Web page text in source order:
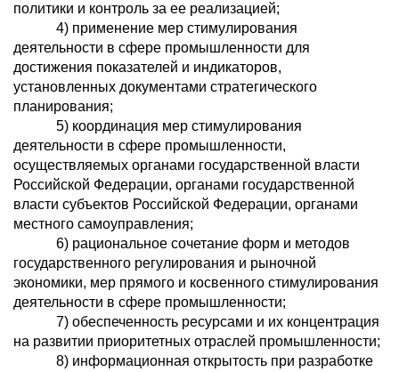
политики и контроль за ее реализацией;
4) применение мер стимулирования
деятельности в сфере промышленности для
достижения показателей и индикаторов,
установленных документами стратегического
планирования;
5) координация мер стимулирования
деятельности в сфере промышленности,
осуществляемых органами государственной власти
Российской Федерации, органами государственной
власти субъектов Российской Федерации, органами
местного самоуправления;
6) рациональное сочетание форм и методов
государственного регулирования и рыночной
экономики, мер прямого и косвенного стимулирования
деятельности в сфере промышленности;
7) обеспеченность ресурсами и их концентрация
на развитии приоритетных отраслей промышленности;
8) информационная открытость при разработке